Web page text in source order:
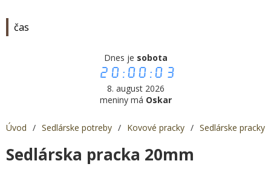
čas
Dnes je sobota
20:00:04
8. august 2026
meniny má Oskar
Úvod / Sedlárske potreby / Kovové pracky / Sedlárske pracky
Sedlárska pracka 20mm